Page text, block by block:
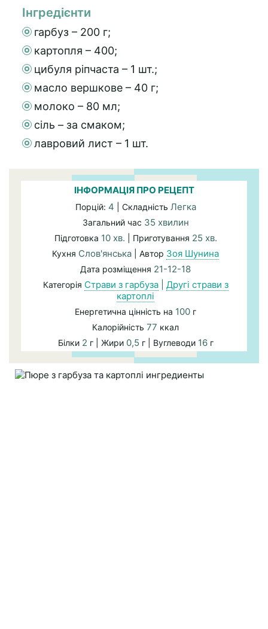
Інгредієнти
гарбуз – 200 г;
картопля – 400;
цибуля ріпчаста – 1 шт.;
масло вершкове – 40 г;
молоко – 80 мл;
сіль – за смаком;
лавровий лист – 1 шт.
ІНФОРМАЦІЯ ПРО РЕЦЕПТ
Порцій: 4 | Складність Легка
Загальний час 35 хвилин
Підготовка 10 хв. | Приготування 25 хв.
Кухня Слов'янська | Автор Зоя Шунина
Дата розміщення 21-12-18
Категорія Страви з гарбуза| Другі страви з
картоплі
Енергетична цінність на 100 г
Калорійність 77 ккал
Білки 2 г | Жири 0,5 г | Вуглеводи 16г